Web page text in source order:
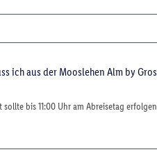
ich aus der Mooslehen Alm by
sollte bis 11:00 Uhr am Abreisetag